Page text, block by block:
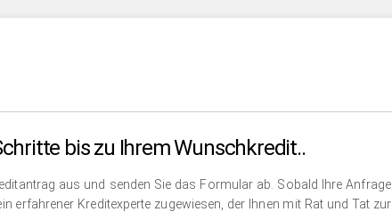
bis zu Ihrem Wunschkredit..
aus und senden Sie das Formular ab. Sobald Ihre Anfrage
erfahrener Kreditexperte zugewiesen, der Ihnen mit Rat und Tat zur